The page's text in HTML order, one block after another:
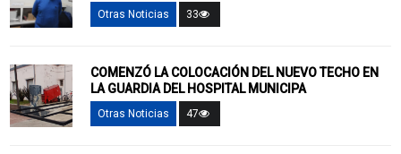
Otras Noticias 33
COMENZÓ LA COLOCACIÓN DEL NUEVO TECHO EN
LA GUARDIA DEL HOSPITAL MUNICIPA
Otras Noticias 47